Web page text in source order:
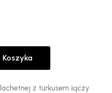
z turkusem łączy